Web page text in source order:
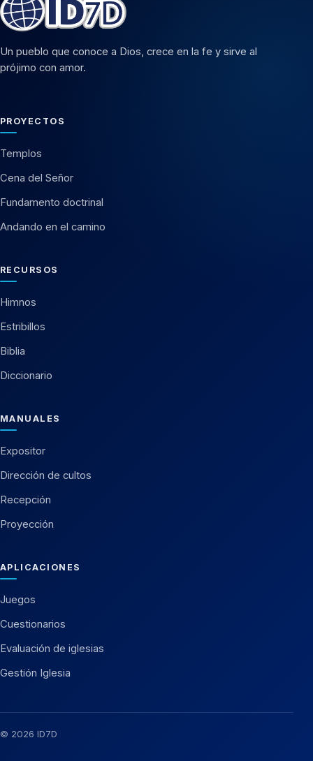
Un pueblo que conoce a Dios, crece en la fe y sirve al
prójimo con amor.
PROYECTOS
Templos
Cena del Señor
Fundamento doctrinal
Andando en el camino
RECURSOS
Himnos
Estribillos
Biblia
Diccionario
MANUALES
Expositor
Dirección de cultos
Recepción
Proyección
APLICACIONES
Juegos
Cuestionarios
Evaluación de iglesias
Gestión Iglesia
© 2026 ID7D